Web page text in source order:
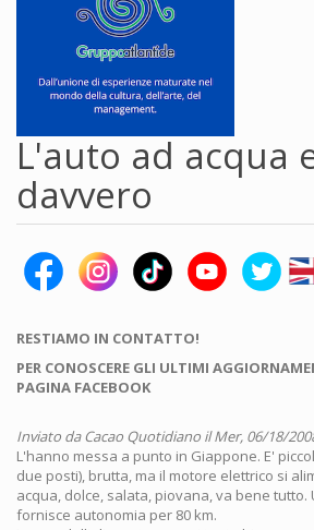
L'auto ad acqua
davvero
RESTIAMO IN CONTATTO!
PER CONOSCERE GLI ULTIMI
PAGINA FACEBOOK
Inviato daCacao Quotidiano il Mer, 06/18/
L'hanno messa a punto in Giappone. E'
due posti), brutta, ma il motore elettrico si
acqua, dolce, salata, piovana, va bene tutto.
fornisce autonomia per 80 km.